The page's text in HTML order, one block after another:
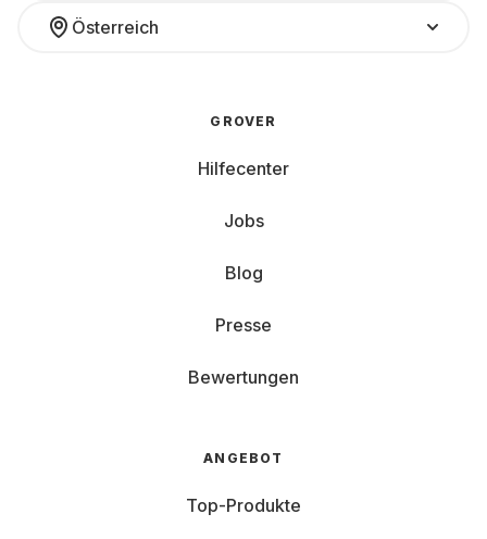
Österreich
GROVER
Hilfecenter
Jobs
Blog
Presse
Bewertungen
ANGEBOT
Top-Produkte